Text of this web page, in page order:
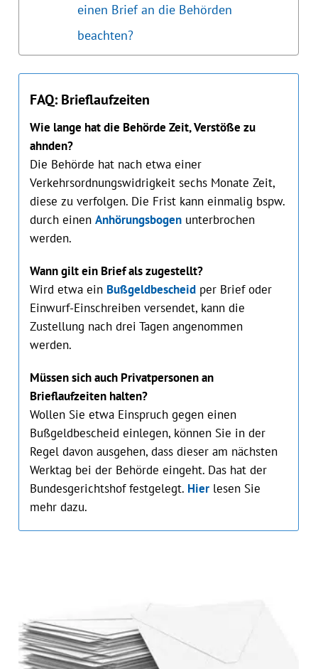
einen Brief an die Behörden
beachten?
FAQ: Brieflaufzeiten
Wie lange hat die Behörde Zeit, Verstöße zu
ahnden?
Die Behörde hat nach etwa einer
Verkehrsordnungswidrigkeit sechs Monate Zeit,
diese zu verfolgen. Die Frist kann einmalig bspw.
durch einen Anhörungsbogenunterbrochen
werden.
Wann gilt ein Brief als zugestellt?
Wird etwa ein Bußgeldbescheidper Brief oder
Einwurf-Einschreiben versendet, kann die
Zustellung nach drei Tagen angenommen
werden.
Müssen sich auch Privatpersonen an
Brieflaufzeiten halten?
Wollen Sie etwa Einspruch gegen einen
Bußgeldbescheid einlegen, können Sie in der
Regel davon ausgehen, dass dieser am nächsten
Werktag bei der Behörde eingeht. Das hat der
Bundesgerichtshof festgelegt. Hierlesen Sie
mehr dazu.